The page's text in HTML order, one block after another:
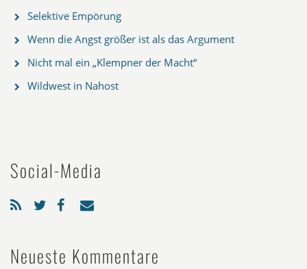
Selektive Empörung
Wenn die Angst größer ist als das Argument
Nicht mal ein „Klempner der Macht“
Wildwest in Nahost
Social-Media
Neueste Kommentare